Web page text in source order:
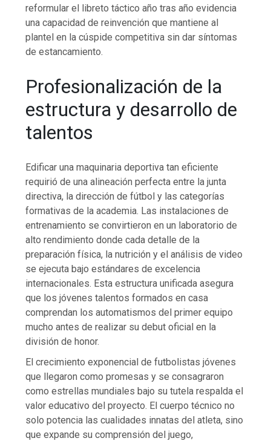
reformular el libreto táctico año tras año evidencia
una capacidad de reinvención que mantiene al
plantel en la cúspide competitiva sin dar síntomas
de estancamiento.
Profesionalización de la
estructura y desarrollo de
talentos
Edificar una maquinaria deportiva tan eficiente
requirió de una alineación perfecta entre la junta
directiva, la dirección de fútbol y las categorías
formativas de la academia. Las instalaciones de
entrenamiento se convirtieron en un laboratorio de
alto rendimiento donde cada detalle de la
preparación física, la nutrición y el análisis de video
se ejecuta bajo estándares de excelencia
internacionales. Esta estructura unificada asegura
que los jóvenes talentos formados en casa
comprendan los automatismos del primer equipo
mucho antes de realizar su debut oficial en la
división de honor.
El crecimiento exponencial de futbolistas jóvenes
que llegaron como promesas y se consagraron
como estrellas mundiales bajo su tutela respalda el
valor educativo del proyecto. El cuerpo técnico no
solo potencia las cualidades innatas del atleta, sino
que expande su comprensión del juego,